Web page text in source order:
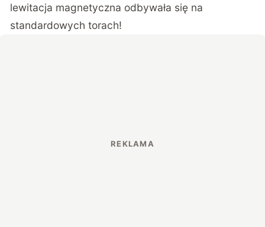
lewitacja magnetyczna odbywała się na
standardowych torach!